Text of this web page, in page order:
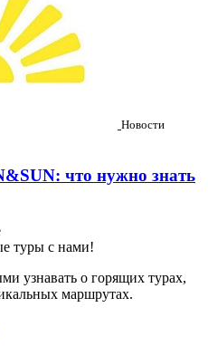
Новости
что нужно знать
туры с нами!
узнавать о горящих турах,
маршрутах.